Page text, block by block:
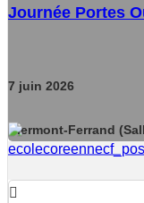
Journée Portes
7 juin 2026
Clermont-Ferrand